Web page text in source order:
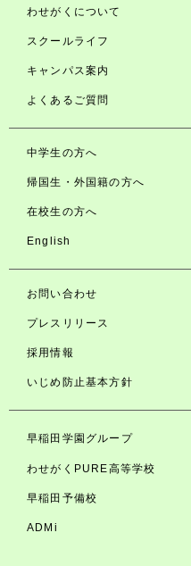
わせがくについて
スクールライフ
キャンパス案内
よくあるご質問
中学生の方へ
帰国生・外国籍の方へ
在校生の方へ
English
お問い合わせ
プレスリリース
採用情報
いじめ防止基本方針
早稲田学園グループ
わせがくPURE高等学校
早稲田予備校
ADMi